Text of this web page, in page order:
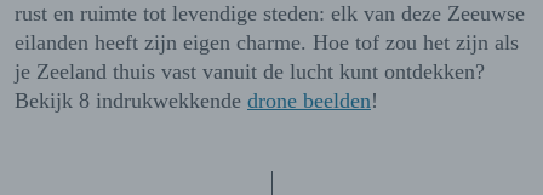
rust en ruimte tot levendige steden: elk van deze Zeeuwse
eilanden heeft zijn eigen charme. Hoe tof zou het zijn als
je Zeeland thuis vast vanuit de lucht kunt ontdekken?
Bekijk 8 indrukwekkende drone beelden!